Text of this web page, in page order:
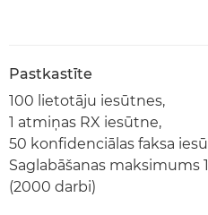
Pastkastīte
100 lietotāju iesūtnes,
1 atmiņas RX iesūtne,
50 konfidenciālas faksa
Saglabāšanas maksimums
(2000 darbi)